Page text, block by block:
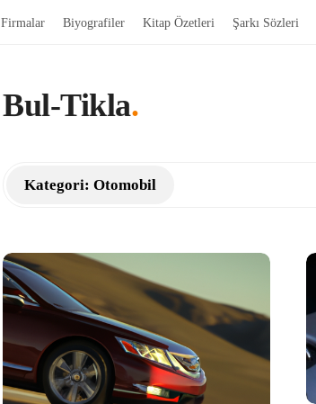
Firmalar Biyografiler Kitap Özetleri Şarkı Sözleri
Bul-Tikla.
Kategori: Otomobil